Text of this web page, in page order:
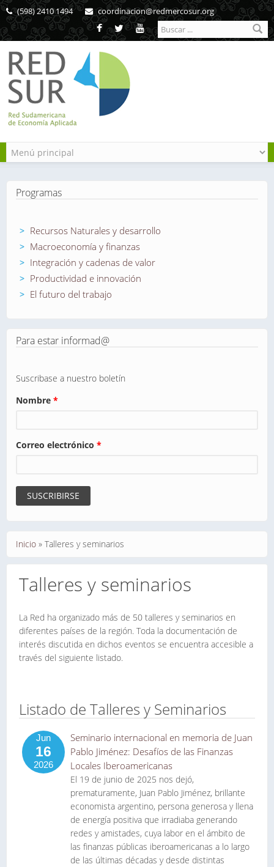
Pasar al contenido principal
(598) 2410 1494 coordinacion@redmercosur.org
Formulario de
búsqueda
Programas
Recursos Naturales y desarrollo
Macroeconomía y finanzas
Integración y cadenas de valor
Productividad e innovación
El futuro del trabajo
Para estar informad@
Suscribase a nuestro boletín
Nombre *
Correo electrónico *
Se encuentra usted aquí
Inicio » Talleres y seminarios
Talleres y seminarios
La Red ha organizado más de 50 talleres y seminarios en
diferentes países de la región. Toda la documentación de
interés discutida en dichos eventos se encuentra accesible a
través del siguiente listado.
Listado de Talleres y Seminarios
Jun
16
2026
Seminario internacional en memoria de Juan
Pablo Jiménez: Desafíos de las Finanzas
Locales Iberoamericanas
El 19 de junio de 2025 nos dejó,
prematuramente, Juan Pablo Jiménez, brillante
economista argentino, persona generosa y llena
de energía positiva que irradiaba generando
redes y amistades, cuya labor en el ámbito de
las finanzas públicas iberoamericanas a lo largo
de las últimas décadas y desde distintas